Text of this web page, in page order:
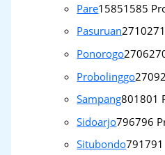
Pare15851585
Pasuruan2710
Ponorogo2706
Probolinggo2709
Sampang801801
Sidoarjo796796
Situbondo791